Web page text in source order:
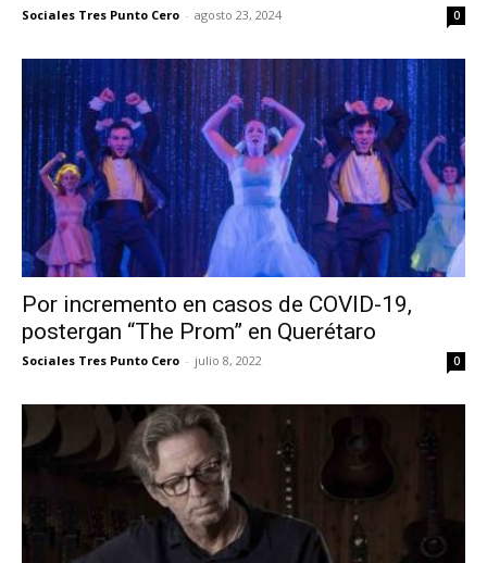
Sociales Tres Punto Cero - agosto 23, 2024 0
Por incremento en casos de COVID-19,
postergan “The Prom” en Querétaro
Sociales Tres Punto Cero - julio 8, 2022 0